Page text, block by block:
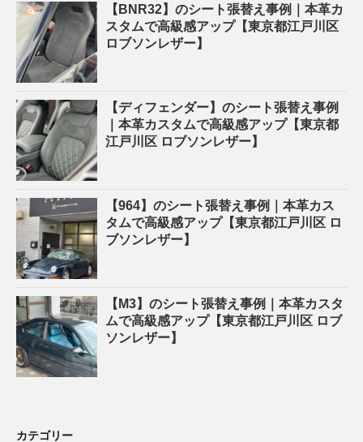
【BNR32】のシート張替え事例｜本革カ
スタムで高級感アップ【東京都江戸川区
ロブソンレザー】
【ディフェンダー】のシート張替え事例
｜本革カスタムで高級感アップ【東京都
江戸川区 ロブソンレザー】
【964】のシート張替え事例｜本革カス
タムで高級感アップ【東京都江戸川区 ロ
ブソンレザー】
【M3】のシート張替え事例｜本革カスタ
ムで高級感アップ【東京都江戸川区 ロブ
ソンレザー】
カテゴリー